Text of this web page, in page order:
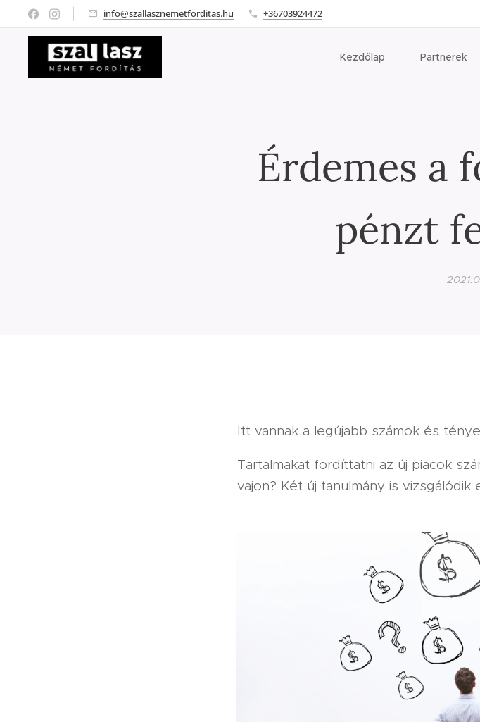
info@szallasznemetforditas.hu +36703924472
Kezdőlap Partnerek
Érdemes a
pénzt
Itt vannak a legújabb számok és
Tartalmakat fordíttatni az új piacok
vajon? Két új tanulmány is vizsgálódik